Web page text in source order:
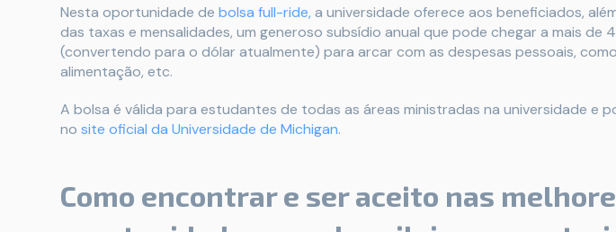
Nesta oportunidade de bolsa full-ride,a universidade oferece aos beneficiados,
das taxas e mensalidades, um generoso subsídio anual que pode chegar a mais de
(convertendo para o dólar atualmente) para arcar com as despesas pessoais,
alimentação, etc.
A bolsa é válida para estudantes de todas as áreas ministradas na universidade e
no site oficial da Universidade de Michigan.
Como encontrar e ser aceito nas